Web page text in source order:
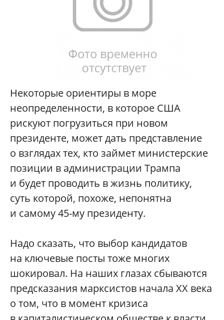
Некоторые ориентиры в море
неопределенности, в которое США
рискуют погрузиться при новом
президенте, может дать представление
о взглядах тех, кто займет министерские
позиции в администрации Трампа
и будет проводить в жизнь политику,
суть которой, похоже, непонятна
и самому 45-му президенту.
Надо сказать, что выбор кандидатов
на ключевые посты тоже многих
шокировал. На наших глазах сбываются
предсказания марксистов начала ХХ века
о том, что в момент кризиса